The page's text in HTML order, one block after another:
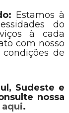
Estamos à
do
à cada
com nosso
de
Sudeste e
nossa
.